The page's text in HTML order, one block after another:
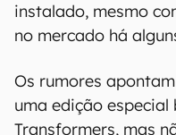
instalado, mesmo
no mercado há
Os rumores
uma edição
Transformers, mas